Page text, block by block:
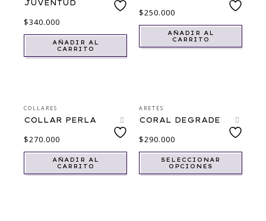
JUVENTUD
$340.000
AÑADIR AL
CARRITO
$250.000
AÑADIR AL
CARRITO
COLLARES
COLLAR PERLA
$270.000
AÑADIR AL
CARRITO
ARETES
CORAL DEGRADE
$290.000
SELECCIONAR
OPCIONES